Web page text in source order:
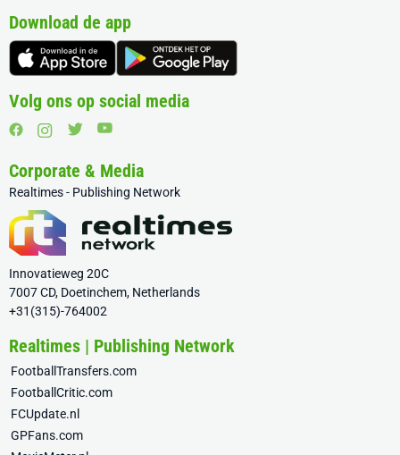
Download de app
Volg ons op social media
Corporate & Media
Realtimes - Publishing Network
Innovatieweg 20C
7007 CD, Doetinchem, Netherlands
+31(315)-764002
Realtimes | Publishing Network
FootballTransfers.com
FootballCritic.com
FCUpdate.nl
GPFans.com